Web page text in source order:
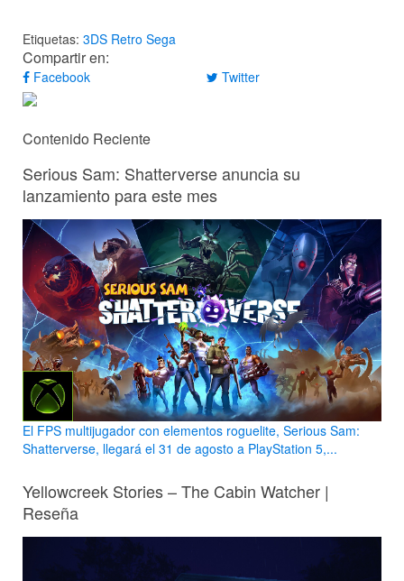
Etiquetas: 3DS Retro Sega
Compartir en:
Facebook Twitter
Contenido Reciente
Serious Sam: Shatterverse anuncia su
lanzamiento para este mes
El FPS multijugador con elementos roguelite, Serious Sam:
Shatterverse, llegará el 31 de agosto a PlayStation 5,...
Yellowcreek Stories – The Cabin Watcher |
Reseña